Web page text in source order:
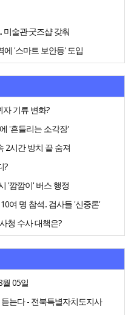
술관·굿즈샵 갖춰
에 '스마트 보안등' 도입
기류 변화?
'흔들리는 소각장'
2시간 방치 끝 숨져
?
'깜깜이' 버스 행정
여 명 참석.. 검사들 '신중론'
청 수사 대책은?
05일
는다 - 전북특별자치도지사